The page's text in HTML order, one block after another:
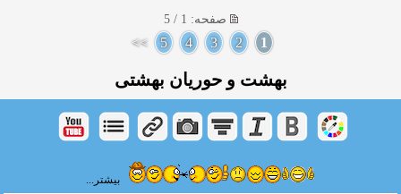
صفحه: 1 / 5
1
2
3
4
5
>>
بهشت و حوریان بهشتی
بیشتر...